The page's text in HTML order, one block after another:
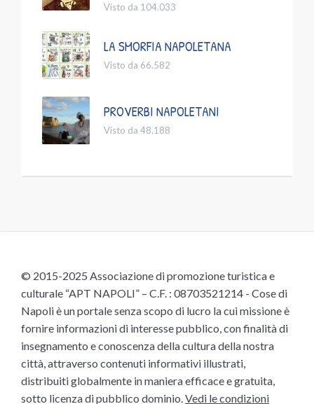
Visto da 104.033
LA SMORFIA NAPOLETANA
Visto da 66.582
PROVERBI NAPOLETANI
Visto da 48.188
© 2015-2025 Associazione di promozione turistica e
culturale “APT NAPOLI” – C.F. : 08703521214 - Cose di
Napoli è un portale senza scopo di lucro la cui missione è
fornire informazioni di interesse pubblico, con finalità di
insegnamento e conoscenza della cultura della nostra
città, attraverso contenuti informativi illustrati,
distribuiti globalmente in maniera efficace e gratuita,
sotto licenza di pubblico dominio. Vedi le condizioni